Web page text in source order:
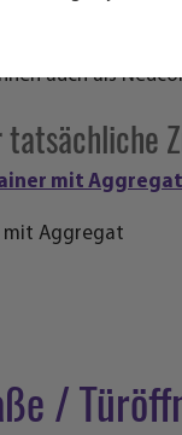
ab Lager.
auch als
mit Aggregat
/